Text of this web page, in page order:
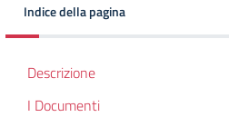
Indice della pagina
Descrizione
I Documenti